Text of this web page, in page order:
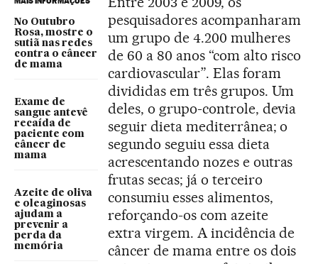
No Outubro
Rosa, mostre o
sutiã nas redes
contra o câncer
de mama
Exame de
sangue antevê
recaída de
paciente com
câncer de
mama
Azeite de oliva
e oleaginosas
ajudam a
prevenir a
perda da
memória
pesquisadores acompanharam
um grupo de 4.200 mulheres
de 60 a 80 anos “com alto risco
cardiovascular”. Elas foram
divididas em três grupos. Um
deles, o grupo-controle, devia
seguir dieta mediterrânea; o
segundo seguiu essa dieta
acrescentando nozes e outras
frutas secas; já o terceiro
consumiu esses alimentos,
reforçando-os com azeite
extra virgem. A incidência de
câncer de mama entre os dois